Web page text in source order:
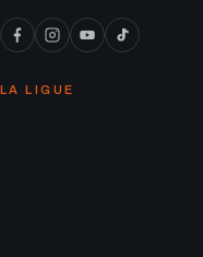
LA LIGUE